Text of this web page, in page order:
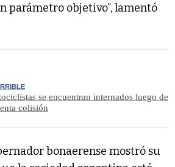
parámetro objetivo”, lamentó
se encuentran internados luego de
colisión
bonaerense mostró su